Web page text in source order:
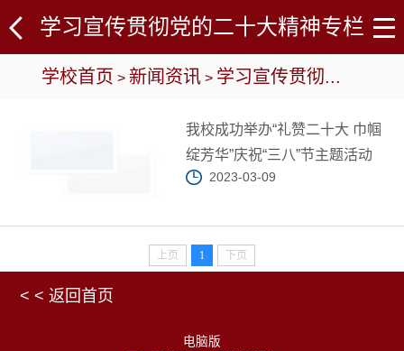
学习宣传贯彻党的二十大精神专栏
学校首页 > 新闻资讯 > 学习宣传贯彻...
我校成功举办“礼赞二十大 巾帼
绽芳华”庆祝“三八”节主题活动
2023-03-09
上页 1 下页
< < 返回首页
电脑版